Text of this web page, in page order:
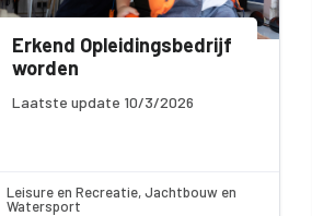
Erkend Opleidingsbedrijf
worden
Laatste update 10/3/2026
Leisure en Recreatie, Jachtbouw en
Watersport